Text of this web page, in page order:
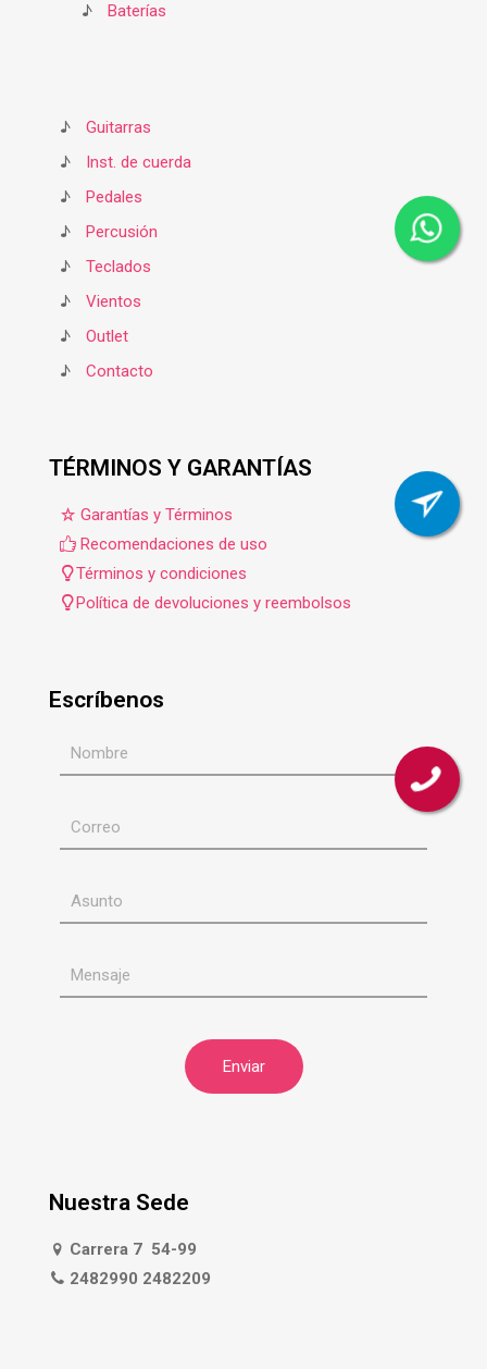
♪
Baterías
♪
Guitarras
♪
Inst. de cuerda
♪
Pedales
♪
Percusión
♪
Teclados
♪
Vientos
♪
Outlet
♪
Contacto
TÉRMINOS Y GARANTÍAS
Garantías y Términos
Recomendaciones de uso
Términos y condiciones
Política de devoluciones y reembolsos
Escríbenos
Nuestra Sede
Carrera 7 54-99
2482990 2482209